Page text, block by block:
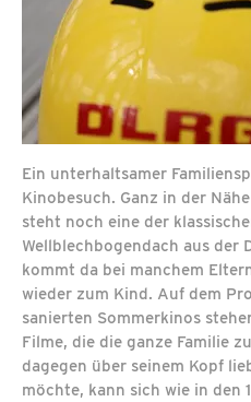
Ein unterhaltsamer
Kinobesuch. Ganz in der
steht noch eine der
Wellblechbogendach aus der
kommt da bei manchem
wieder zum Kind. Auf dem
sanierten Sommerkinos
Filme, die die ganze Familie
dagegen über seinem Kopf
möchte, kann sich wie in den